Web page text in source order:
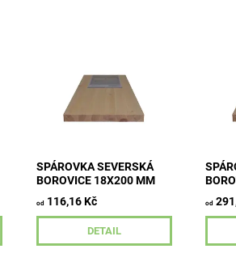
průběžná lamela kvalita
SPÁROVKA SEVERSKÁ
BOROVICE 18X200 MM
od 116,16 Kč
DETAIL
od